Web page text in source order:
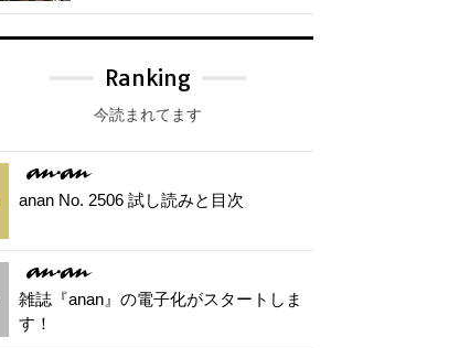
Ranking
今読まれてます
anan No. 2506 試し読みと目次
雑誌『anan』の電子化がスタートしま
す！